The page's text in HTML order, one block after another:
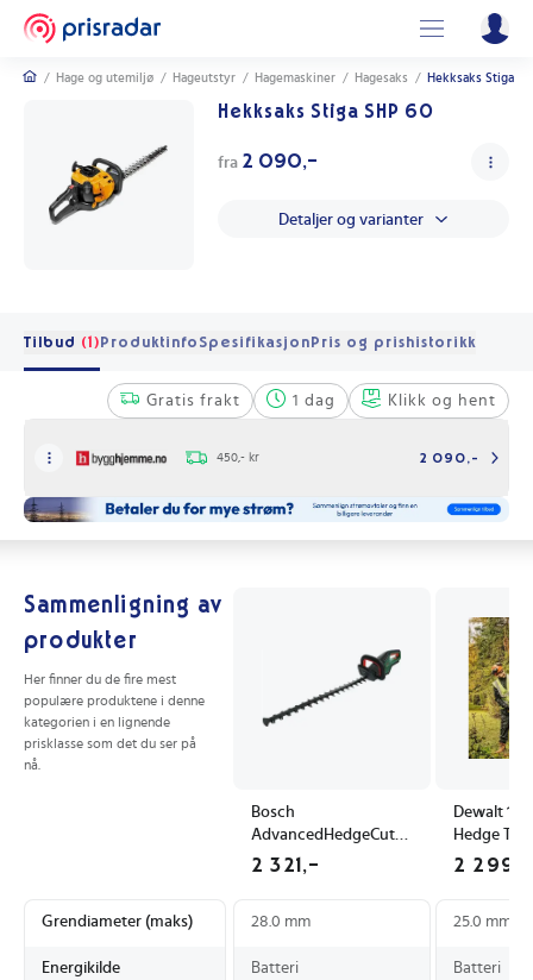
/ Hage og utemiljø / Hageutstyr / Hagemaskiner / Hagesaks / Hekksaks Stiga
Hekksaks Stiga SHP 60
fra 2 090,-
Detaljer og varianter
Tilbud (1)Produktinfo SpesifikasjonPris og prishistorikk
Gratis frakt 1 dag Klikk og hent
450,- kr 2 090,-
Sammenligning av
produkter
Her finner du de fire mest
populære produktene i denne
kategorien i en lignende
prisklasse som det du ser på
nå.
Bosch
AdvancedHedgeCut
36V-65-28
2 321,-
Dewalt
Hedge
Unit
2 299,-
Grendiameter (maks) 28.0 mm 25.0 mm
Energikilde Batteri Batteri